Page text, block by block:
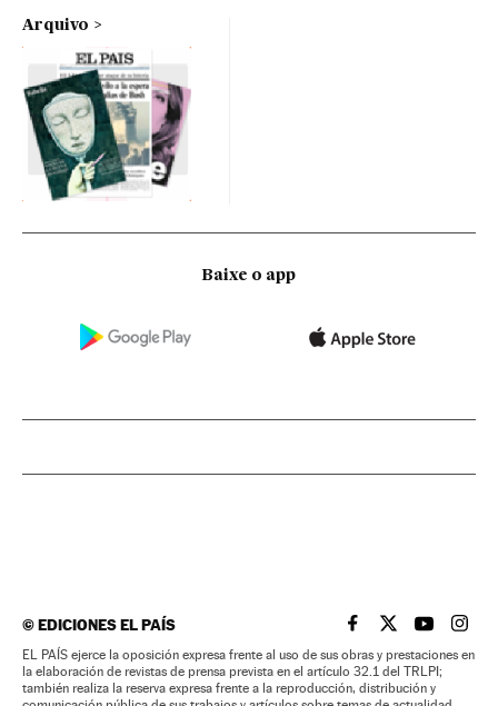
Arquivo
Baixe o app
©EDICIONES EL PAÍS EL PAÍS BRASIL EN
EL PAÍSEL PAÍS
EL
EL PAÍS ejerce la oposición expresa frente al uso de sus obras y prestaciones en
la elaboración de revistas de prensa prevista en el artículo 32.1 del TRLPI;
también realiza la reserva expresa frente a la reproducción, distribución y